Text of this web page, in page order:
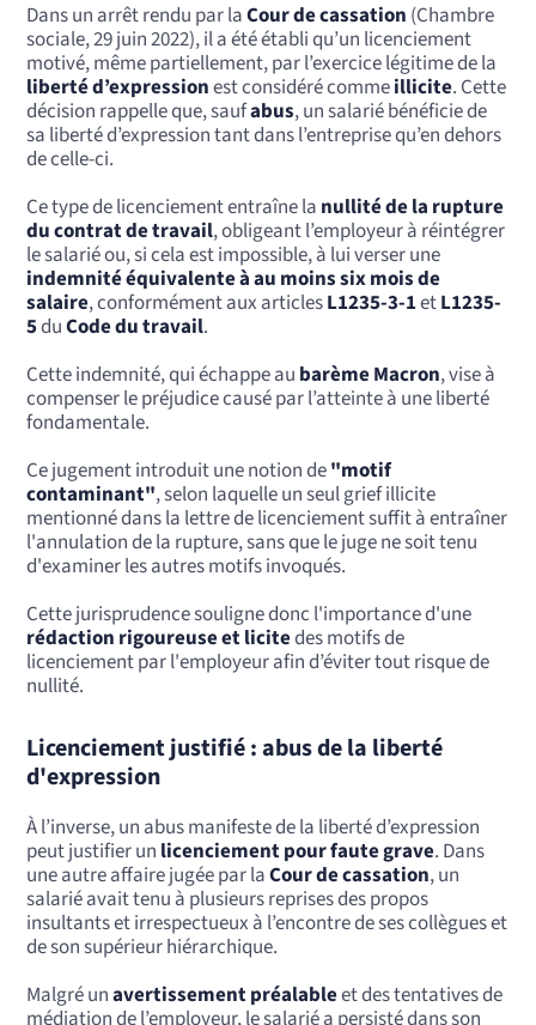
Dans un arrêt rendu par laCour de cassation (Chambre
sociale, 29 juin 2022), il a été établi qu’un licenciement
motivé, même partiellement, par l’exercice légitime de la
liberté d’expressionest considéré commeillicite. Cette
décision rappelle que, saufabus, un salarié bénéficie de
sa liberté d’expression tant dans l’entreprise qu’en dehors
de celle-ci.
Ce type de licenciement entraîne la nullité de la rupture
du contrat de travail, obligeant l’employeur à réintégrer
le salarié ou, si cela est impossible, à lui verser une
indemnité équivalente à au moins six mois de
salaire, conformément aux articlesL1235-3-1etL1235-
5duCode du travail.
Cette indemnité, qui échappe au barème Macron, vise à
compenser le préjudice causé par l’atteinte à une liberté
fondamentale.
Ce jugement introduit une notion de"motif
contaminant", selon laquelle un seul grief illicite
mentionné dans la lettre de licenciement suffit à entraîner
l'annulation de la rupture, sans que le juge ne soit tenu
d'examiner les autres motifs invoqués.
Cette jurisprudence souligne donc l'importance d'une
rédaction rigoureuse et licitedes motifs de
licenciement par l'employeur afin d’éviter tout risque de
nullité.
Licenciement justifié : abus de la liberté
d'expression
À l’inverse, un abus manifeste de la liberté d’expression
peut justifier un licenciement pour faute grave. Dans
une autre affaire jugée par laCour de cassation, un
salarié avait tenu à plusieurs reprises des propos
insultants et irrespectueux à l’encontre de ses collègues et
de son supérieur hiérarchique.
Malgré unavertissement préalableet des tentatives de
médiation de l’employeur, le salarié a persisté dans son